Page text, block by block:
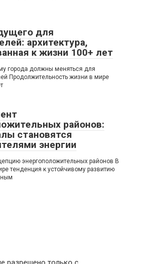
для
архитектура,
к жизни 100+ лет
города должны меняться для
Продолжительность жизни в мире
районов:
становятся
энергии
энергоположительных районов В
тенденция к устойчивому развитию